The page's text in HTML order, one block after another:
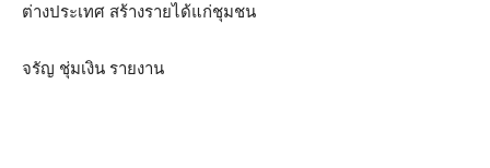
ต่างประเทศ สร้างรายได้แก่ชุมชน
จรัญ ชุ่มเงิน รายงาน